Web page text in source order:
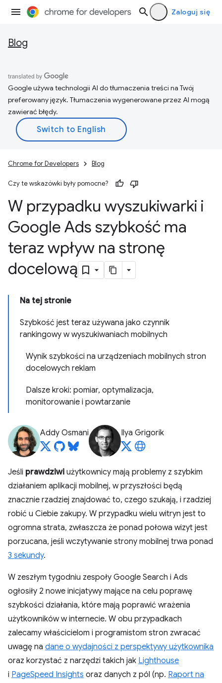
Zaloguj się
Blog
Google używa technologii AI do tłumaczenia treści na Twój
preferowany język. Tłumaczenia wygenerowane przez AI mogą
zawierać błędy.
Chrome for Developers Blog
Czy te wskazówki były pomocne?
W przypadku wyszukiwarki i
Google Ads szybkość ma
teraz wpływ na stronę
docelową
Na tej stronie
Szybkość jest teraz używana jako czynnik
rankingowy w wyszukiwaniach mobilnych
Wynik szybkości na urządzeniach mobilnych stron
docelowych reklam
Dalsze kroki: pomiar, optymalizacja,
monitorowanie i powtarzanie
Addy Osmani Ilya Grigorik
Jeśli prawdziwi użytkownicy mają problemy z szybkim
działaniem aplikacji mobilnej, w przyszłości będą
znacznie rzadziej znajdować to, czego szukają, i rzadziej
robić u Ciebie zakupy. W przypadku wielu witryn jest to
ogromna strata, zwłaszcza że ponad połowa wizyt jest
porzucana, jeśli wczytywanie strony mobilnej trwa ponad
3 sekundy.
W zeszłym tygodniu zespoły Google Search i Ads
ogłosiły 2 nowe inicjatywy mające na celu poprawę
szybkości działania, które mają poprawić wrażenia
użytkowników w internecie. W obu przypadkach
zalecamy właścicielom i programistom stron zwracać
uwagę na dane o wydajności z perspektywy użytkownika
oraz korzystać z narzędzi takich jak Lighthouse
i PageSpeed Insights oraz danych z pól (np. Raport na